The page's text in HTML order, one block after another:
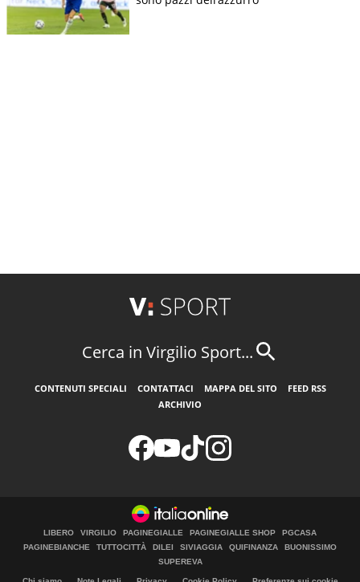
Cerca in Virgilio Sport...
CONTENUTI SPECIALI CONTATTACI MAPPA DEL SITO
FEED RSS
ARCHIVIO
LIBERO VIRGILIO PAGINEGIALLE PAGINEGIALLE SHOP
PGCASA
PAGINEBIANCHE
TUTTOCITTÀ DILEI SIVIAGGIA QUIFINANZA
BUONISSIMO
SUPEREVA